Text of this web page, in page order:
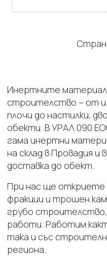
Инертните
строителство – от
плочи до настилки,
обекти. В УРАЛ 090
гама инертни
на склад в Провадия
доставка до обект.
При нас ще откриете
фракции и трошен
грубо
работи. Работим
така и със
региона.